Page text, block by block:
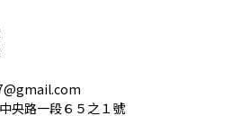
央路一段６５之１號